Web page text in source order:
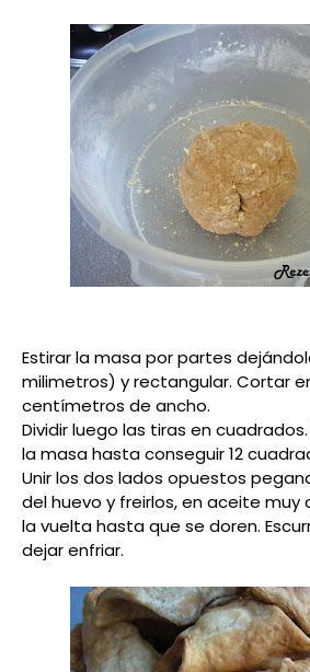
Estirar la masa por partes
milimetros) y rectangular. Cortar
centímetros de ancho.
Dividir luego las tiras en
la masa hasta conseguir 12
Unir los dos lados opuestos
del huevo y freirlos, en aceite muy
la vuelta hasta que se doren.
dejar enfriar.